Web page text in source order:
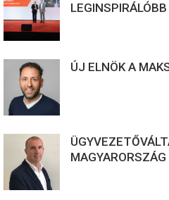
ALAPON
ÚJ ELNÖK A
MAGYARORSZÁG